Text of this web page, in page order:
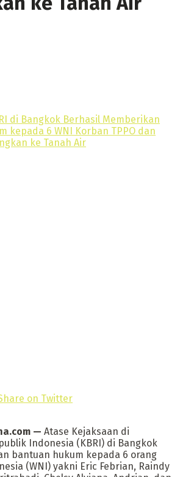
on Twitter
— Atase Kejaksaan di
Indonesia (KBRI) di Bangkok
bantuan hukum kepada 6 orang
(WNI) yakni Eric Febrian, Raindy